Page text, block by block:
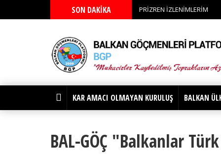
SON DAKİKA PRİZREN İZLENİMLERİM
KAR AMACI OLMAYAN KURULUŞ BALKAN
BAL-GÖÇ "Balkanlar